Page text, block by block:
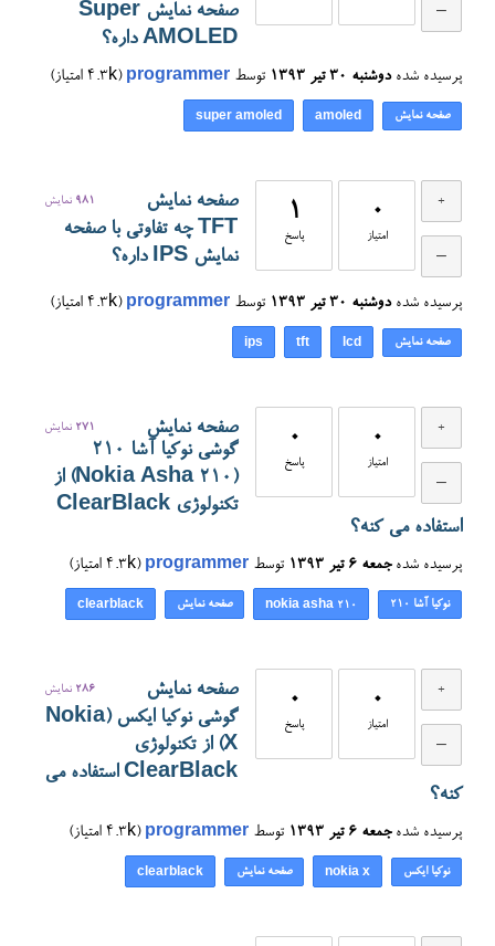
صفحه نمایش Super
AMOLED داره؟
پرسیده شده دوشنبه ۳۰ تیر ۱۳۹۳ توسط programmer
(
4.3k امتیاز)
صفحه نمایش amoled
super amoled
0
امتیاز
1
پاسخ
981 نمایش
صفحه نمایش
TFT چه تفاوتی با صفحه
نمایش IPS داره؟
پرسیده شده دوشنبه ۳۰ تیر ۱۳۹۳ توسط programmer
(
4.3k امتیاز)
صفحه نمایش lcd
tft
ips
0
امتیاز
0
پاسخ
271 نمایش
صفحه نمایش
گوشی نوکیا آشا ۲۱۰
(Nokia Asha 210) از
تکنولوژی ClearBlack
استفاده می کنه؟
پرسیده شده جمعه ۶ تیر ۱۳۹۳ توسط programmer
(
4.3k امتیاز)
نوکیا آشا ۲۱۰ nokia asha 210 صفحه نمایش clearblack
0
امتیاز
0
پاسخ
286 نمایش
صفحه نمایش
گوشی نوکیا ایکس (Nokia
X) از تکنولوژی
ClearBlack استفاده می
کنه؟
پرسیده شده جمعه ۶ تیر ۱۳۹۳ توسط programmer
(
4.3k امتیاز)
نوکیا ایکس nokia x صفحه نمایش clearblack